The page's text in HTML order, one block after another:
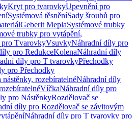
Kryt pro tvarovkyUpevnění pro
Systémová těsněníSady šroubů pro
Geberit MeplaSystémové trubky
trubky pro vytápění,
TvarovkyVsuvkyNáhradní díly pro
pro RedukceKolenaNáhradní díly
díly pro T tvarovkyPřechodky
pro Přechodky
nástěnky, rozebíratelnéNáhradní díly
VíčkaNáhradní díly pro
pro NástěnkyRozdělovač se
díly pro Rozdělovač se závitovým
Náhradní díly pro T tvarovky pro